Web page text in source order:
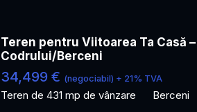
Teren pentru Viitoarea Ta Casă
Codrului/Berceni
34,499 € (negociabil) + 21% TVA
Teren de 431 mp de vânzare Berceni